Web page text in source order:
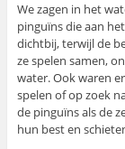
We zagen in het
pinguïns die aan
dichtbij, terwijl de
ze spelen samen,
water. Ook waren
spelen of op zoek
de pinguïns als de
hun best en